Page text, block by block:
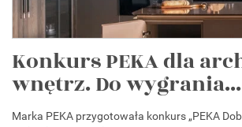
Konkurs PEKA dla
wnętrz. Do wygrania...
Marka PEKA przygotowała konkurs „PEKA